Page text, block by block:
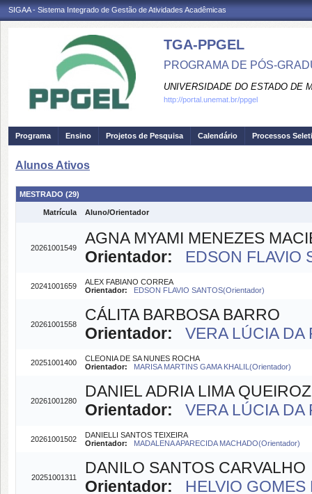
SIGAA - Sistema Integrado de Gestão de Atividades Acadêmicas
TGA-PPGEL
PROGRAMA DE PÓS-
UNIVERSIDADE DO ESTADO DE
http://portal.unemat.br/ppgel
Programa Ensino Projetos de Pesquisa Calendário Processos
Alunos Ativos
MESTRADO (29)
Matrícula Aluno/Orientador
20261001549
AGNA MYAMI MENEZES
Orientador:
EDSON FLAVIO
20241001659
ALEX FABIANO CORREA
Orientador:
EDSON FLAVIO SANTOS(Orientador)
20261001558
CÁLITA BARBOSA BARRO
Orientador:
VERA LÚCIA
20251001400
CLEONIA DE SA NUNES ROCHA
Orientador:
MARISA MARTINS GAMA KHALIL(Orientador)
20261001280
DANIEL ADRIA LIMA QUEIROZ
Orientador:
VERA LÚCIA
20261001502
DANIELLI SANTOS TEIXEIRA
Orientador:
MADALENA APARECIDA MACHADO(Orientador)
20251001311
DANILO SANTOS CARVALHO
Orientador:
HELVIO